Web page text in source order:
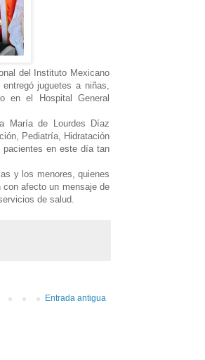
del Instituto Mexicano
juguetes a niñas,
en el Hospital General
María de Lourdes Díaz
Pediatría, Hidratación
en este día tan
y los menores, quienes
afecto un mensaje de
de salud.
Entrada antigua